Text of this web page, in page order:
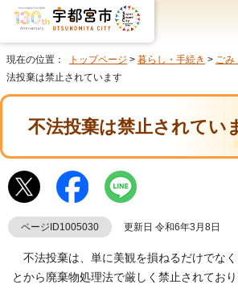
現在の位置： トップページ > 暮らし・手続き > ごみ
法投棄は禁止されています
不法投棄は禁止されてい
ページID1005030 更新日 令和6年3月8日
不法投棄は、単に美観を損ねるだけでなく
とから廃棄物処理法で厳しく禁止されてお